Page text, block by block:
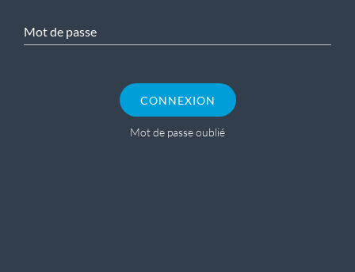
Mot de passe
CONNEXION
Mot de passe oublié